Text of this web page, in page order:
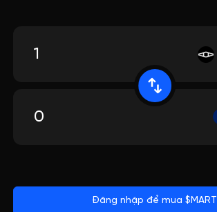
Đăng nhập để mua $MART